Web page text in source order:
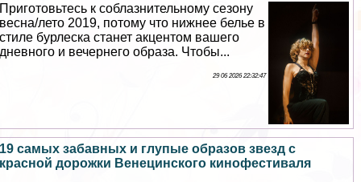
Приготовьтесь к coблaзнительному сезону
весна/лето 2019, потому что нижнее белье в
стиле бурлеска станет акцентом вашего
дневного и вечернего образа. Чтобы...
29 06 2026 22:32:47
19 cамых забавных и глупые образов звезд с
красной дорожки Венецинского кинофестиваля